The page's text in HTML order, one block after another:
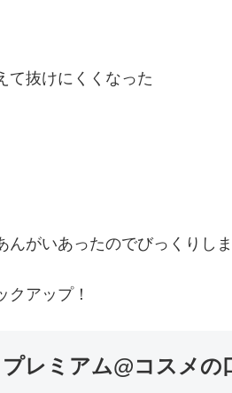
て抜けにくくなった
がいあったのでびっくりしま
アップ！
レミアム@コスメの